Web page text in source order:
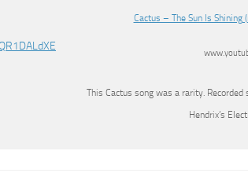
Cactus – The Sun Is Shining
This Cactus song was a rarity. Recorded
Hendrix’s